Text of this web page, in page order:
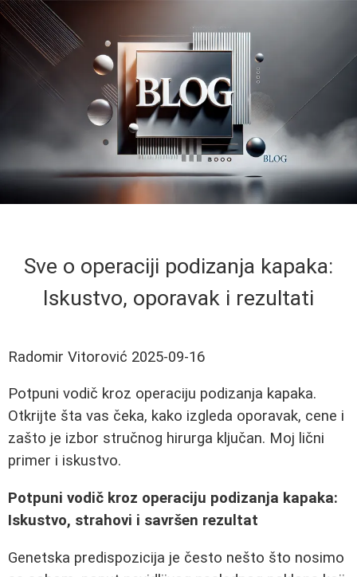
Sve o operaciji podizanja kapaka:
Iskustvo, oporavak i rezultati
Radomir Vitorović 2025-09-16
Potpuni vodič kroz operaciju podizanja kapaka.
Otkrijte šta vas čeka, kako izgleda oporavak, cene i
zašto je izbor stručnog hirurga ključan. Moj lični
primer i iskustvo.
Potpuni vodič kroz operaciju podizanja kapaka:
Iskustvo, strahovi i savršen rezultat
Genetska predispozicija je često nešto što nosimo